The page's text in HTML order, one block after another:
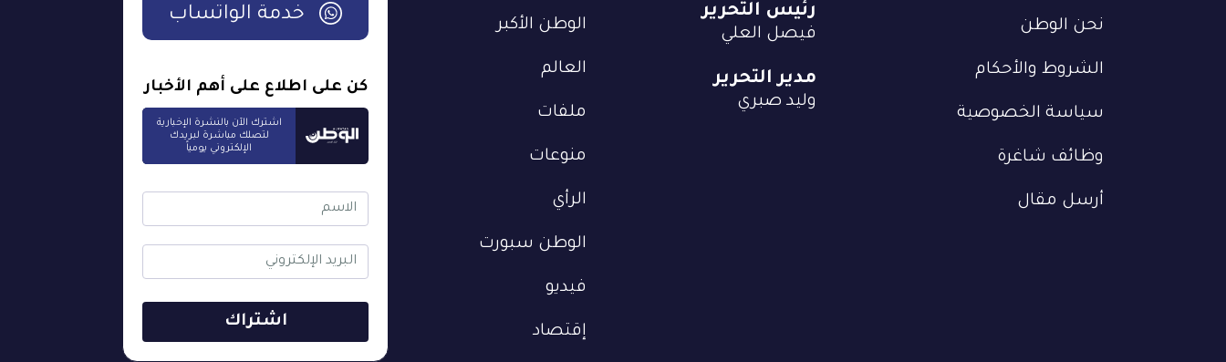
نحن الوطن
الشروط والأحكام
سياسة الخصوصية
وظائف شاغرة
أرسل مقال
الوطن الأكبر
العالم
ملفات
منوعات
الرأي
الوطن سبورت
فيديو
إقتصاد
رئيس التحرير
فيصل العلي
مدير التحرير
وليد صبري
خدمة الواتساب
كن على اطلاع على أهم الأخبار
اشترك الآن بالنشرة الإخبارية
لتصلك مباشرة لبريدك
الإلكتروني يومياً
اشتراك